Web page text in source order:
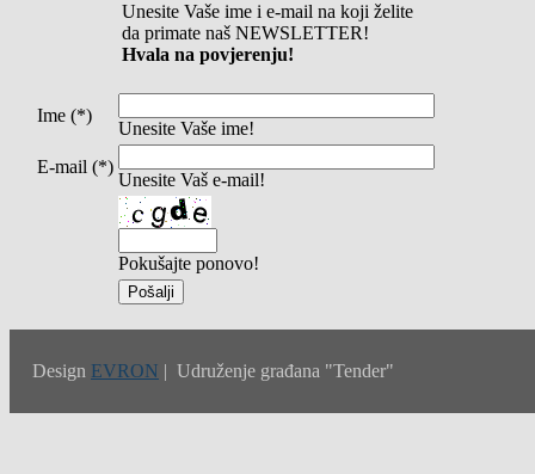
Unesite Vaše ime i e-mail na koji želite
da primate naš NEWSLETTER!
Hvala na povjerenju!
Ime (*)
Unesite Vaše ime!
E-mail (*)
Unesite Vaš e-mail!
Pokušajte ponovo!
Design EVRON | Udruženje građana "Tender"